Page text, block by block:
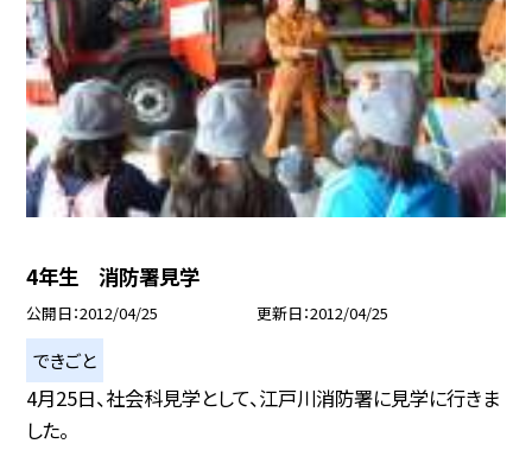
4年生 消防署見学
公開日 2012/04/25 更新日 2012/04/25
できごと
4月25日、社会科見学として、江戸川消防署に見学に行きま
した。